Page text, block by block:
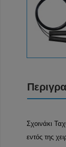
Σχοινάκι
εντός της